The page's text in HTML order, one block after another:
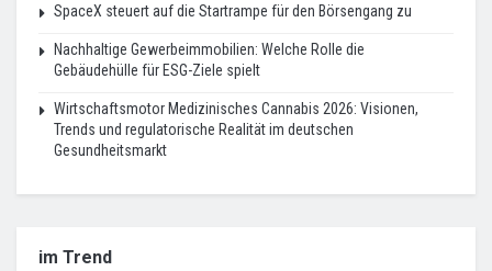
SpaceX steuert auf die Startrampe für den Börsengang zu
Nachhaltige Gewerbeimmobilien: Welche Rolle die
Gebäudehülle für ESG-Ziele spielt
Wirtschaftsmotor Medizinisches Cannabis 2026: Visionen,
Trends und regulatorische Realität im deutschen
Gesundheitsmarkt
im Trend